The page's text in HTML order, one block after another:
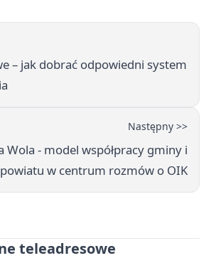
– jak dobrać odpowiedni system
Następny >>
Wola - model współpracy gminy i
powiatu w centrum rozmów o OIK
teleadresowe